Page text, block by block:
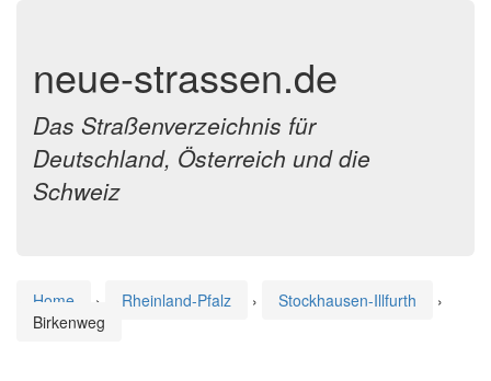
neue-strassen.de
Das Straßenverzeichnis für
Deutschland, Österreich und die
Schweiz
Home › Rheinland-Pfalz › Stockhausen-Illfurth
›
Birkenweg